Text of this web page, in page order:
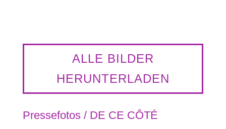
ALLE BILDER
HERUNTERLADEN
Pressefotos / DE CE CÔTÉ